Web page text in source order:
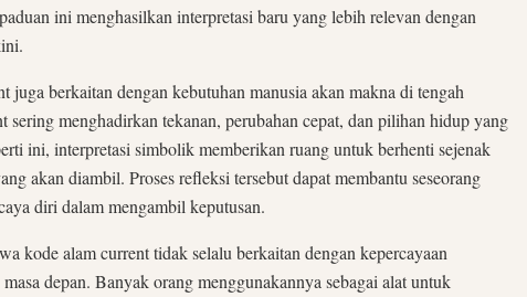
ini menghasilkan interpretasi baru yang lebih relevan dengan
juga berkaitan dengan kebutuhan manusia akan makna di tengah
sering menghadirkan tekanan, perubahan cepat, dan pilihan hidup yang
ini, interpretasi simbolik memberikan ruang untuk berhenti sejenak
akan diambil. Proses refleksi tersebut dapat membantu seseorang
diri dalam mengambil keputusan.
kode alam current tidak selalu berkaitan dengan kepercayaan
depan. Banyak orang menggunakannya sebagai alat untuk